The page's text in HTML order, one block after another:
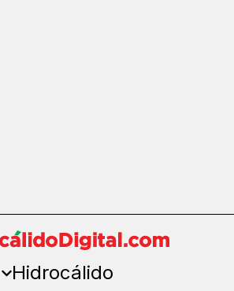
Hidrocálido